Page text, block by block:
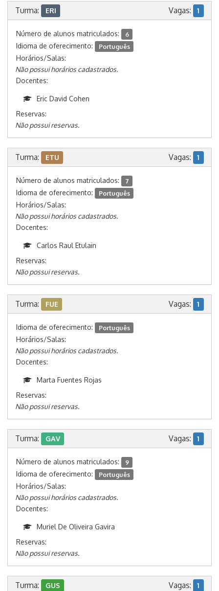
Turma: ERI Vagas: 1
Número de alunos matriculados: 6
Idioma de oferecimento: Português
Horários/Salas:
Não possui horários cadastrados.
Docentes:
Eric David Cohen
Reservas:
Não possui reservas.
Turma: ETU Vagas: 1
Número de alunos matriculados: 7
Idioma de oferecimento: Português
Horários/Salas:
Não possui horários cadastrados.
Docentes:
Carlos Raul Etulain
Reservas:
Não possui reservas.
Turma: FUE Vagas: 1
Idioma de oferecimento: Português
Horários/Salas:
Não possui horários cadastrados.
Docentes:
Marta Fuentes Rojas
Reservas:
Não possui reservas.
Turma: GAV Vagas: 1
Número de alunos matriculados: 9
Idioma de oferecimento: Português
Horários/Salas:
Não possui horários cadastrados.
Docentes:
Muriel De Oliveira Gavira
Reservas:
Não possui reservas.
Turma: GUS Vagas: 1